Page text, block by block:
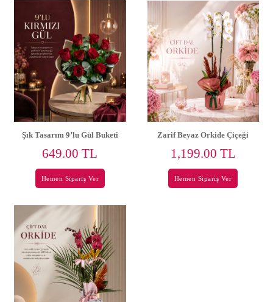
Şık Tasarım 9’lu Gül Buketi
649.00 TL
Hemen Sipariş Ver
Zarif Beyaz Orkide Çiçeği
1,199.00 TL
Hemen Sipariş Ver